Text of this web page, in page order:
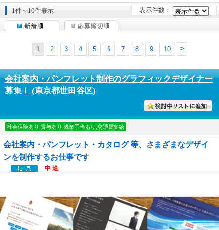
1件～10件表示 表示件数：
1 2 3 4 5 6 7 8 9 10
会社案内・パンフレット制作のグラフィックデザイナー
募集！ (東京都世田谷区)
社会保険あり,賞与あり,残業手当あり,交通費支給
会社案内・パンフレット・カタログ 等、さまざまなデザイ
ンを制作するお仕事です
中 途